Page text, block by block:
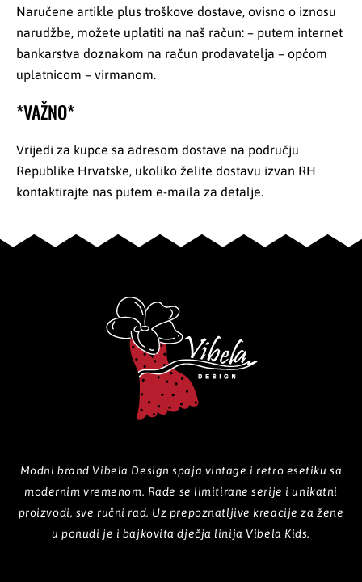
Naručene artikle plus troškove dostave, ovisno o iznosu
narudžbe, možete uplatiti na naš račun: – putem internet
bankarstva doznakom na račun prodavatelja – općom
uplatnicom – virmanom.
*VAŽNO*
Vrijedi za kupce sa adresom dostave na području
Republike Hrvatske, ukoliko želite dostavu izvan RH
kontaktirajte nas putem e-maila za detalje.
Modni brand Vibela Design spaja vintage i retro esetiku sa
modernim vremenom. Rade se limitirane serije i unikatni
proizvodi, sve ručni rad. Uz prepoznatljive kreacije za žene
u ponudi je i bajkovita dječja linija Vibela Kids.